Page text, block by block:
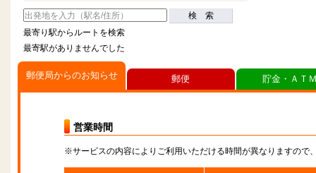
検 索
最寄り駅からルートを検索
最寄駅がありませんでした
郵便局からのお知らせ
営業時間
※サービスの内容によりご利用いただける時間が異なりますので
郵便 貯金・ＡＴ